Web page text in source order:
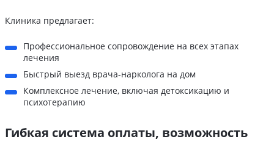
Клиника предлагает:
Профессиональное сопровождение на всех этапах
лечения
Быстрый выезд врача-нарколога на дом
Комплексное лечение, включая детоксикацию и
психотерапию
Гибкая система оплаты, возможность